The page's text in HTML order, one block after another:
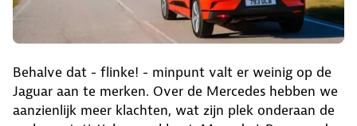
Behalve dat - flinke! - minpunt valt er weinig op de
Jaguar aan te merken. Over de Mercedes hebben we
aanzienlijk meer klachten, wat zijn plek onderaan de